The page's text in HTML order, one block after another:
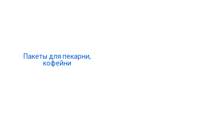
Пакеты для пекарни,
кофейни